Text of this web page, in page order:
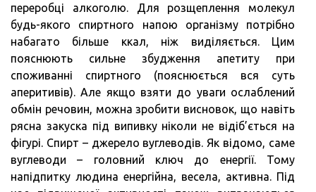
переробці алкоголю. Для розщеплення молекул
будь-якого спиртного напою організму потрібно
набагато більше ккал, ніж виділяється. Цим
пояснюють сильне збудження апетиту при
споживанні спиртного (пояснюється вся суть
аперитивів). Але якщо взяти до уваги ослаблений
обмін речовин, можна зробити висновок, що навіть
рясна закуска під випивку ніколи не відіб’ється на
фігурі. Спирт – джерело вуглеводів. Як відомо, саме
вуглеводи – головний ключ до енергії. Тому
напідпитку людина енергійна, весела, активна. Під